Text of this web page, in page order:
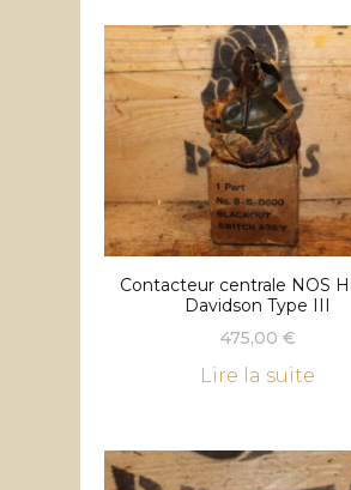
Contacteur centrale NOS
Davidson Type III
475,00 €
Lire la suite